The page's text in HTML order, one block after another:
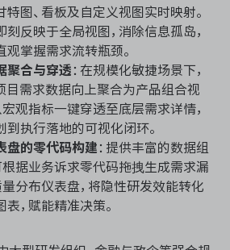
图、看板及自定义视图实时映射。
反映于全局视图，消除信息孤岛，
掌握需求流转瓶颈。
聚合与穿透 ：在规模化敏捷场景下，
目需求数据向上聚合为产品组合视
宏观指标一键穿透至底层需求详情，
到执行落地的可视化闭环。
盘的零代码构建 ：提供丰富的数据组
根据业务诉求零代码拖拽生成需求漏
量分布仪表盘，将隐性研发效能转化
，赋能精准决策。